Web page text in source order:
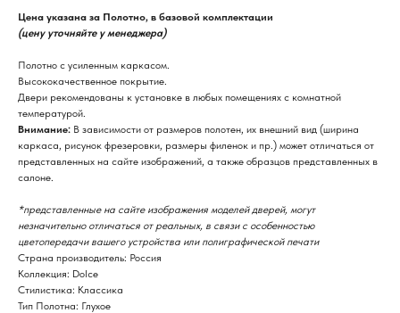
Цена указана за Полотно, в базовой комплектации
(цену уточняйте у менеджера)
Полотно с усиленным каркасом.
Высококачественное покрытие.
Двери рекомендованы к установке в любых помещениях с комнатной
температурой.
Внимание: В зависимости от размеров полотен, их внешний вид (ширина
каркаса, рисунок фрезеровки, размеры филенок и пр.) может отличаться от
представленных на сайте изображений, а также образцов представленных в
салоне.
*представленные на сайте изображения моделей дверей, могут
незначительно отличаться от реальных, в связи с особенностью
цветопередачи вашего устройства или полиграфической печати
Страна производитель: Россия
Коллекция: Dolce
Стилистика: Классика
Тип Полотна: Глухое